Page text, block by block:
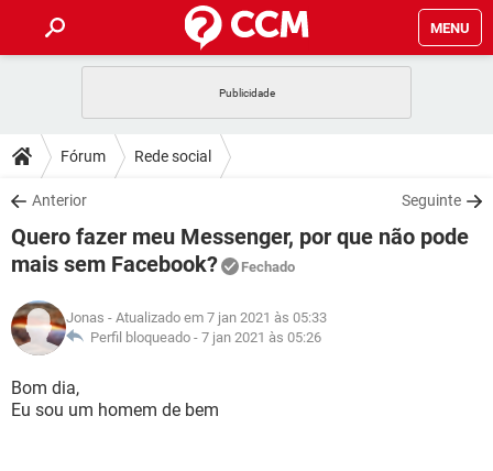
MENU
CELULAR
OUTLOOK
INSTAGRAM GMAIL
GUIA DE COMPRAS
DICAS
JOGOS
OUTLOOK
GUIA DE COMPRAS
DOWNLOADS
JOGOS WHATSAPP
CELULAR FACEBOOK
OUTLOOK EXCEL
INSTAGRAM
GUIA DE COMPRAS
FÓRUM
CELULAR FACEBOOK
INSTAGRAM
GLOSSÁRIO
JOGOS
CELULAR
Fórum Rede social
Anterior Seguinte
Quero fazer meu Messenger, por que não pode
mais sem Facebook?
Fechado
Jonas - Atualizado em 7 jan 2021 às 05:33
Perfil bloqueado - 7 jan 2021 às 05:26
Bom dia,
Eu sou um homem de bem